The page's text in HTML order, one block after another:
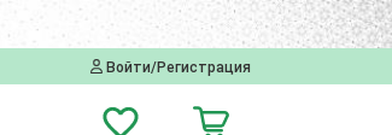
Войти/Регистрация